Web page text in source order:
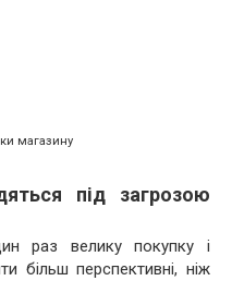
магазину
під загрозою
раз велику покупку і
більш перспективні, ніж